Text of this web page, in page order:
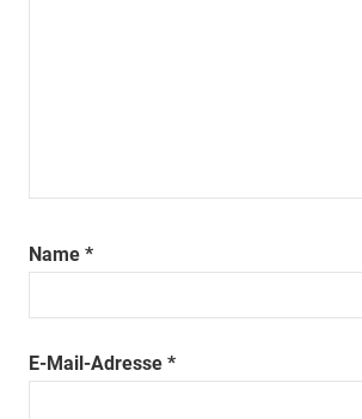
Name *
E-Mail-Adresse *